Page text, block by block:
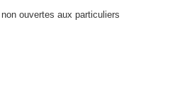
ouvertes aux particuliers